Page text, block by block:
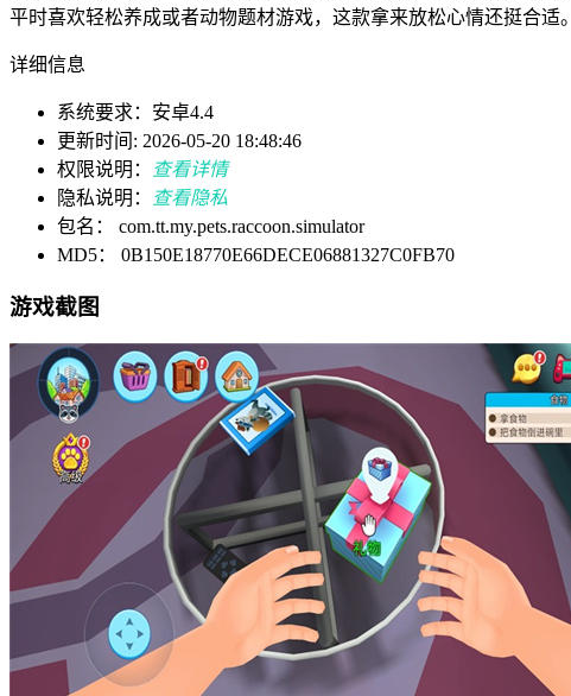
平时喜欢轻松养成或者动物题材游戏，这款拿来放松心情还挺合适。
详细信息
系统要求：安卓4.4
更新时间: 2026-05-20 18:48:46
权限说明：
查看详情
隐私说明：
查看隐私
包名： com.tt.my.pets.raccoon.simulator
MD5： 0B150E18770E66DECE06881327C0FB70
游戏截图